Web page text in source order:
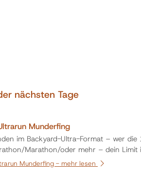
nächsten Tage
Munderfing
im Backyard-Ultra-Format – wer die
Marathon/oder mehr – dein Limit
Munderfing - mehr lesen